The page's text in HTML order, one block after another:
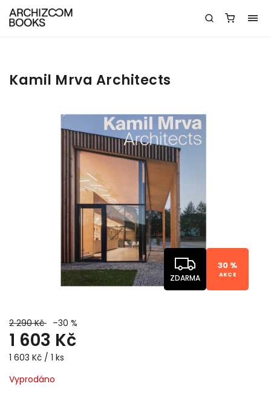
Kamil Mrva Architects
ZDARMA
30 %
2 290 Kč –30 %
1 603 Kč
1 603 Kč / 1 ks
Vyprodáno